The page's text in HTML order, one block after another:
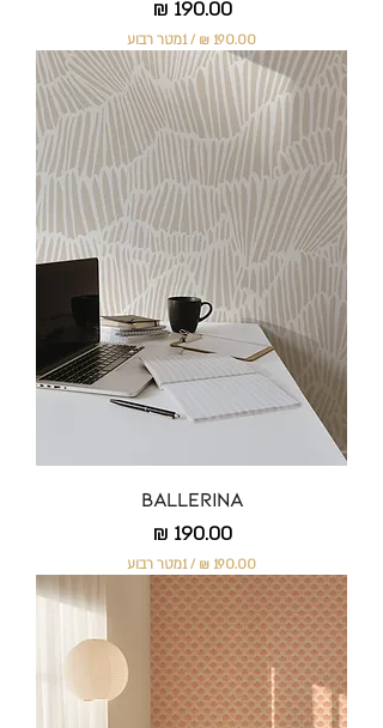
מחיר‏190.00 ‏₪
/1מטר רבוע
‏
1
9
0
.
0
0
₪
ל
1
ט
ר
ב
ע
Ballerina
מחיר‏190.00 ‏₪
/1מטר רבוע
1
9
0
0
0